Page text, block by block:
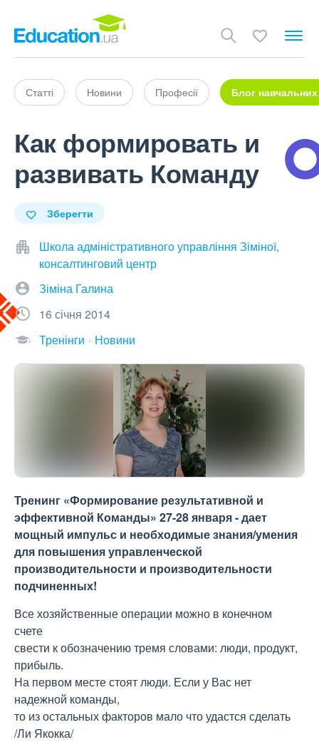
Статті Новини Професії Блог навчальних
Как формировать и
развивать Команду
Зберегти
Школа адміністративного управління Зіміної,
консалтинговий центр
Зіміна Галина
16 січня 2014
Тренінги
Новини
Тренинг «Формирование результативной и
эффективной Команды» 27-28 января - дает
мощный импульс и необходимые знания/умения
для повышения управленческой
производительности и производительности
подчиненных!
Все хозяйственные операции можно в конечном
счете
свести к обозначению тремя словами: люди, продукт,
прибыль.
На первом месте стоят люди. Если у Вас нет
надежной команды,
то из остальных факторов мало что удастся сделать
/Ли Якокка/